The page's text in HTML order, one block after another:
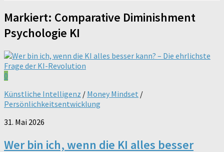
Markiert: Comparative Diminishment
Psychologie KI
0
Künstliche Intelligenz / Money Mindset /
Persönlichkeitsentwicklung
31. Mai 2026
Wer bin ich, wenn die KI alles besser